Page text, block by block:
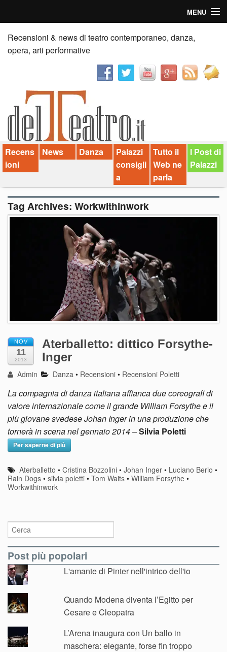
MENU
Home
Recensioni
News
Palazzi consiglia
Video
Chi siamo
Contatti
Recensioni & news di teatro contemporaneo, danza,
opera, arti performative
Recens
ioni
News Danza
Palazzi
consigli
a
Tutto il
Web ne
parla
I Post di
Palazzi
Tag Archives: Workwithinwork
NOV
11
2013
Aterballetto: dittico Forsythe-
Inger
Admin Danza • Recensioni • Recensioni Poletti
La compagnia di danza italiana affianca due coreografi di
valore internazionale come il grande William Forsythe e il
più giovane svedese Johan Inger in una produzione che
tornerà in scena nel gennaio 2014 –Silvia Poletti
Per saperne di più
Aterballetto •Cristina Bozzolini •Johan Inger • Luciano Berio •
Rain Dogs • silvia poletti • Tom Waits • William Forsythe •
Workwithinwork
Post più popolari
L'amante di Pinter nell'intrico dell'io
Quando Modena diventa l’Egitto per
Cesare e Cleopatra
L’Arena inaugura con Un ballo in
maschera: elegante, forse fin troppo